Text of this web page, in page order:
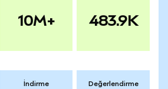
10M+ 483.9K
İndirme Değerlendirme